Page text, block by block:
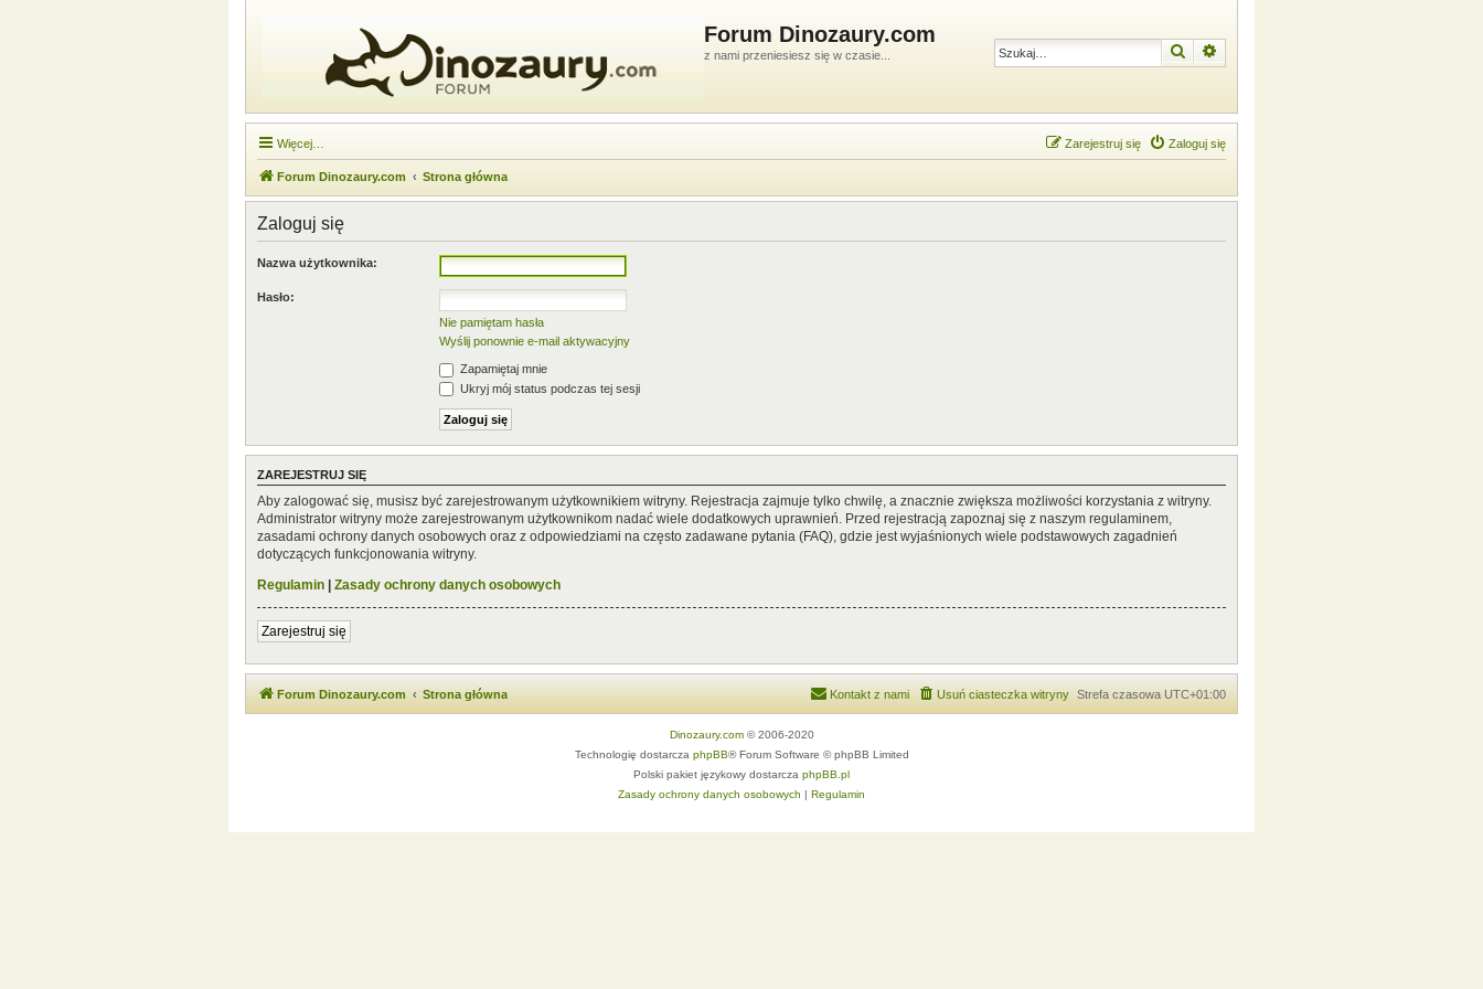
Forum Dinozaury.com
z nami przeniesiesz się w czasie... Szukaj
Więcej… Zaloguj się
Zarejestruj się
Forum Dinozaury.com Strona główna
Zaloguj się
Nazwa użytkownika:
Hasło:
Nie pamiętam hasła
Wyślij ponownie e-mail aktywacyjny
Zapamiętaj mnie
Ukryj mój status podczas tej sesji
ZAREJESTRUJ SIĘ
Aby zalogować się, musisz być zarejestrowanym użytkownikiem witryny. Rejestracja zajmuje tylko chwilę, a znacznie zwiększa możliwości korzystania z witryny.
Administrator witryny może zarejestrowanym użytkownikom nadać wiele dodatkowych uprawnień. Przed rejestracją zapoznaj się z naszym regulaminem,
zasadami ochrony danych osobowych oraz z odpowiedziami na często zadawane pytania (FAQ), gdzie jest wyjaśnionych wiele podstawowych zagadnień
dotyczących funkcjonowania witryny.
Regulamin | Zasady ochrony danych osobowych
Zarejestruj się
Forum Dinozaury.com Strona główna Strefa czasowa UTC+01:00
Usuń ciasteczka witryny
Kontakt z nami
Dinozaury.com© 2006-2020
Technologię dostarcza phpBB® Forum Software © phpBB Limited
Polski pakiet językowy dostarcza phpBB.pl
Zasady ochrony danych osobowych | Regulamin